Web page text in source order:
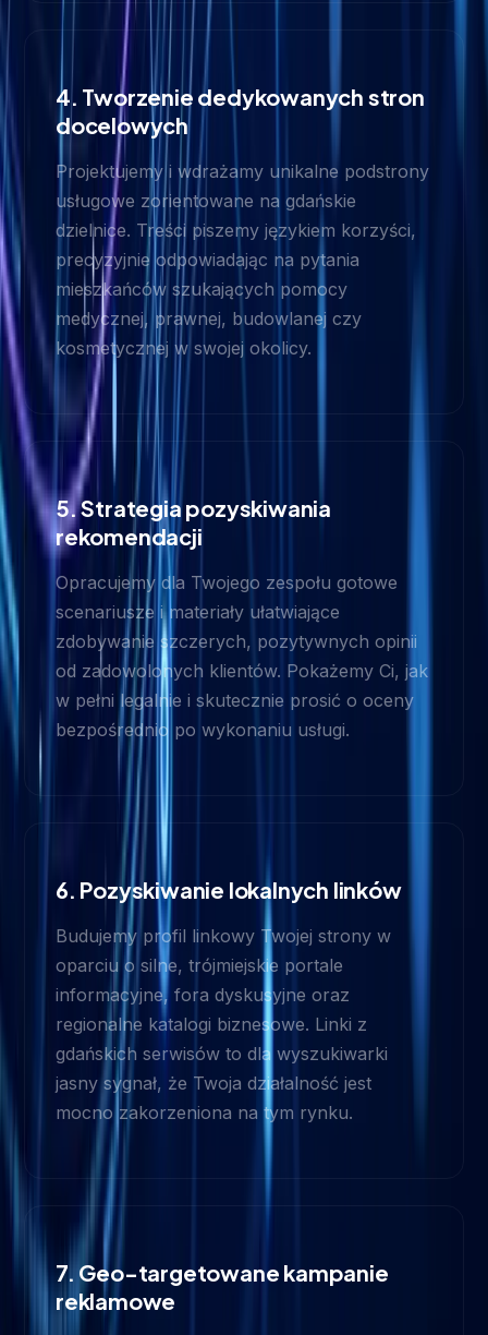
4. Tworzenie dedykowanych stron
docelowych
Projektujemy i wdrażamy unikalne podstrony
usługowe zorientowane na gdańskie
dzielnice. Treści piszemy językiem korzyści,
precyzyjnie odpowiadając na pytania
mieszkańców szukających pomocy
medycznej, prawnej, budowlanej czy
kosmetycznej w swojej okolicy.
5. Strategia pozyskiwania
rekomendacji
Opracujemy dla Twojego zespołu gotowe
scenariusze i materiały ułatwiające
zdobywanie szczerych, pozytywnych opinii
od zadowolonych klientów. Pokażemy Ci, jak
w pełni legalnie i skutecznie prosić o oceny
bezpośrednio po wykonaniu usługi.
6. Pozyskiwanie lokalnych linków
Budujemy profil linkowy Twojej strony w
oparciu o silne, trójmiejskie portale
informacyjne, fora dyskusyjne oraz
regionalne katalogi biznesowe. Linki z
gdańskich serwisów to dla wyszukiwarki
jasny sygnał, że Twoja działalność jest
mocno zakorzeniona na tym rynku.
7. Geo-targetowane kampanie
reklamowe